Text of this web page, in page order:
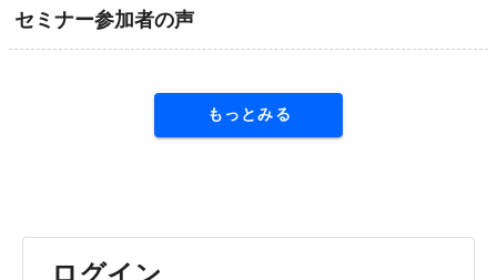
セミナー参加者の声
もっとみる